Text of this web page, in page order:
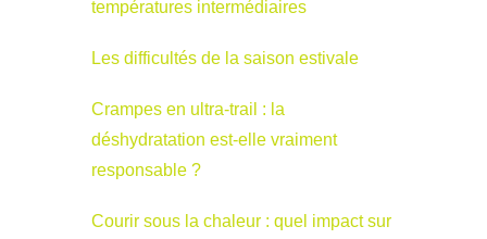
températures intermédiaires
Les difficultés de la saison estivale
Crampes en ultra-trail : la
déshydratation est-elle vraiment
responsable ?
Courir sous la chaleur : quel impact sur